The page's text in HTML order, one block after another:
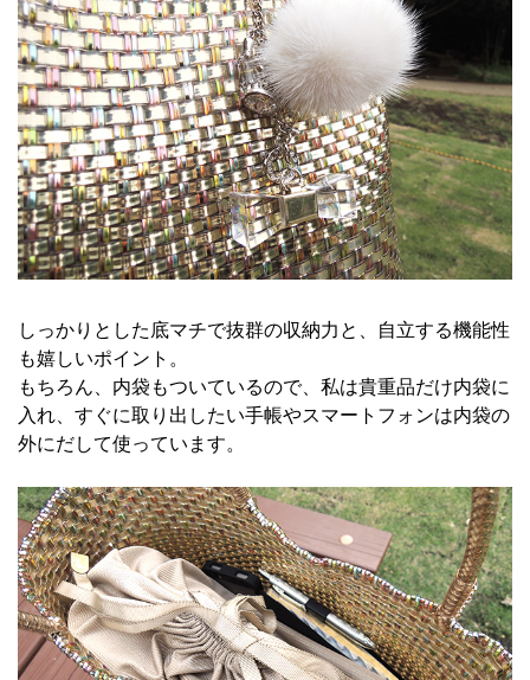
しっかりとした底マチで抜群の収納力と、自立する機能性
も嬉しいポイント。
もちろん、内袋もついているので、私は貴重品だけ内袋に
入れ、すぐに取り出したい手帳やスマートフォンは内袋の
外にだして使っています。